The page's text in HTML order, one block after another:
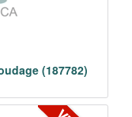
(187782)